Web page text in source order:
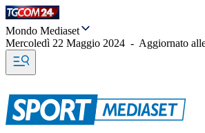
Mondo Mediaset
Mercoledì 22 Maggio 2024 - Aggiornato